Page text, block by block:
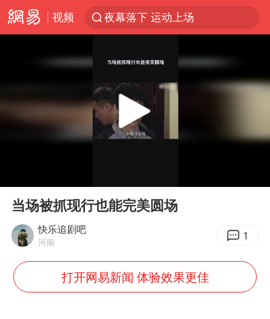
视频
夜幕落下 运动上场
Meta被判支付5.67亿美元
OpenAI为免费用户升级GPT-5.6 Luna
女子开一天一夜空调后二氧化碳中毒
台风白海豚最新路径研判来了
Play
当场被抓现行也能完美圆场
快乐追剧吧
河南 1
打开网易新闻 体验效果更佳